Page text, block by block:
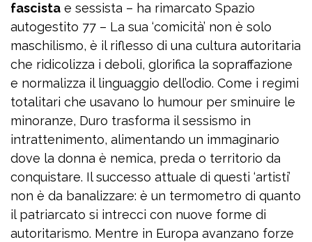
fascista e sessista – ha rimarcato Spazio
autogestito 77 – La sua ‘comicità’ non è solo
maschilismo, è il riflesso di una cultura autoritaria
che ridicolizza i deboli, glorifica la sopraffazione
e normalizza il linguaggio dell’odio. Come i regimi
totalitari che usavano lo humour per sminuire le
minoranze, Duro trasforma il sessismo in
intrattenimento, alimentando un immaginario
dove la donna è nemica, preda o territorio da
conquistare. Il successo attuale di questi ‘artisti’
non è da banalizzare: è un termometro di quanto
il patriarcato si intrecci con nuove forme di
autoritarismo. Mentre in Europa avanzano forze